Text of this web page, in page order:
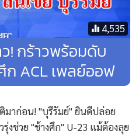
ดม หลุดมาทางริมเส้นฝั่งขวา
ให้ แบร์นาโด คูเอสต้า แปเน้นๆ
ต็ด ยังเดินเกมบุกอย่างต่อเนื่อง
วยซ้ายบอลไปแฉลบกองหลัง
ดาย
4,535
! กร้าวพร้อมดับ
ACL เพลย์ออฟ
มาก่อน! "บุรีรัมย์" ยินดีปล่อย
รุ่งช่วย "ช้างศึก" U-23 แม้ต้องลุย